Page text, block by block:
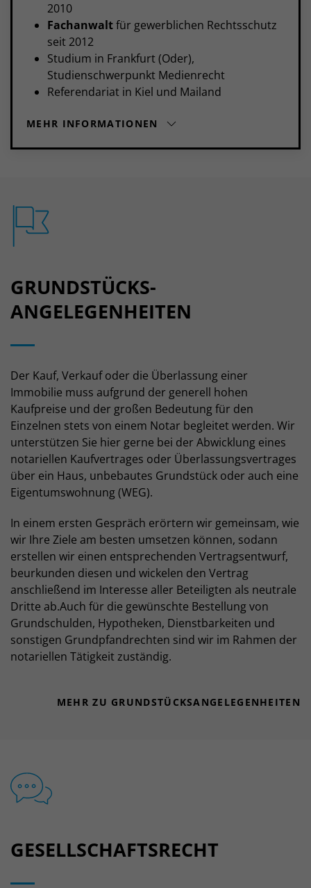
2010
Fachanwaltfür gewerblichen Rechtsschutz
seit 2012
Studium in Frankfurt (Oder),
Studienschwerpunkt Medienrecht
Referendariat in Kiel und Mailand
MEHR INFORMATIONEN
GRUNDSTÜCKS­
ANGELEGENHEITEN
Der Kauf, Verkauf oder die Überlassung einer
Immobilie muss aufgrund der generell hohen
Kaufpreise und der großen Bedeutung für den
Einzelnen stets von einem Notar begleitet werden. Wir
unterstützen Sie hier gerne bei der Abwicklung eines
notariellen Kaufvertrages oder Überlassungsvertrages
über ein Haus, unbebautes Grundstück oder auch eine
Eigentumswohnung (WEG).
In einem ersten Gespräch erörtern wir gemeinsam, wie
wir Ihre Ziele am besten umsetzen können, sodann
erstellen wir einen entsprechenden Vertragsentwurf,
beurkunden diesen und wickelen den Vertrag
anschließend im Interesse aller Beteiligten als neutrale
Dritte ab.Auch für die gewünschte Bestellung von
Grundschulden, Hypotheken, Dienstbarkeiten und
sonstigen Grundpfandrechten sind wir im Rahmen der
notariellen Tätigkeit zuständig.
MEHR ZU GRUNDSTÜCKS­ANGELEGENHEITEN
GESELLSCHAFTS­RECHT